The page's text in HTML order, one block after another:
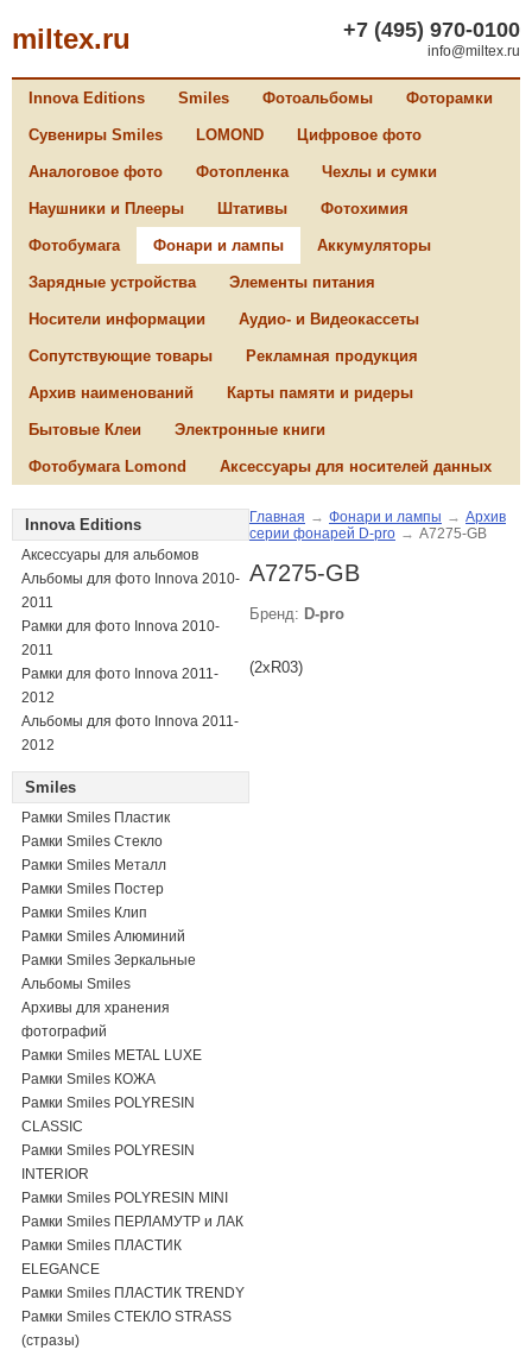
miltex.ru +7 (495) 970-0100
info@miltex.ru
Innova Editions Smiles Фотоальбомы Фоторамки
Сувениры Smiles LOMOND Цифровое фото
Аналоговое фото Фотопленка Чехлы и сумки
Наушники и Плееры Штативы Фотохимия
Фотобумага Фонари и лампы Аккумуляторы
Зарядные устройства Элементы питания
Носители информации Аудио- и Видеокассеты
Сопутствующие товары Рекламная продукция
Архив наименований Карты памяти и ридеры
Бытовые Клеи Электронные книги
Фотобумага Lomond Аксессуары для носителей данных
Innova Editions
Аксессуары для альбомов
Альбомы для фото Innova 2010-
2011
Рамки для фото Innova 2010-
2011
Рамки для фото Innova 2011-
2012
Альбомы для фото Innova 2011-
2012
Smiles
Рамки Smiles Пластик
Рамки Smiles Стекло
Рамки Smiles Металл
Рамки Smiles Постер
Рамки Smiles Клип
Рамки Smiles Алюминий
Рамки Smiles Зеркальные
Альбомы Smiles
Архивы для хранения
фотографий
Рамки Smiles METAL LUXE
Рамки Smiles КОЖА
Рамки Smiles POLYRESIN
CLASSIC
Рамки Smiles POLYRESIN
INTERIOR
Рамки Smiles POLYRESIN MINI
Рамки Smiles ПЕРЛАМУТР и ЛАК
Рамки Smiles ПЛАСТИК
ELEGANCE
Рамки Smiles ПЛАСТИК TRENDY
Рамки Smiles СТЕКЛО STRASS
(стразы)
Главная → Фонари и лампы → Архив
серии фонарей D-pro → A7275-GB
A7275-GB
Бренд: D-pro
(2xR03)